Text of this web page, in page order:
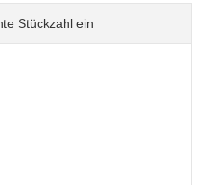
Stückzahl ein